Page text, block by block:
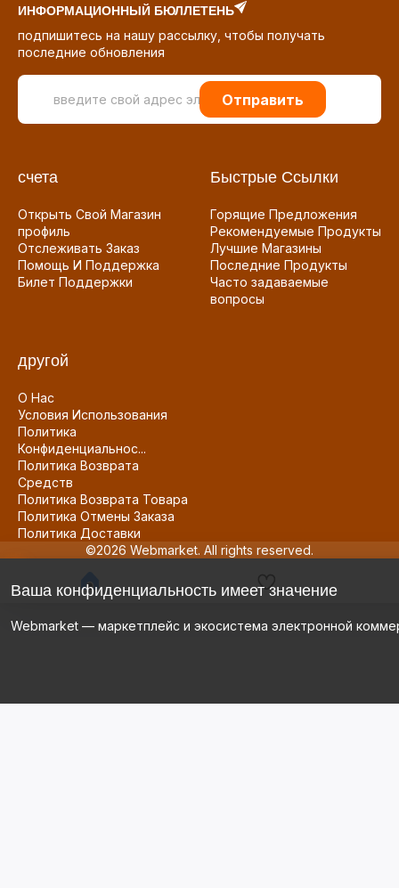
ИНФОРМАЦИОННЫЙ БЮЛЛЕТЕНЬ
подпишитесь на нашу рассылку, чтобы получать
последние обновления
Отправить
счета
Открыть Свой Магазин
профиль
Отслеживать Заказ
Помощь И Поддержка
Билет Поддержки
Быстрые Ссылки
Горящие Предложения
Рекомендуемые Продукты
Лучшие Магазины
Последние Продукты
Часто задаваемые
вопросы
другой
О Нас
Условия Использования
Политика
Конфиденциальнос...
Политика Возврата
Средств
Политика Возврата Товара
Политика Отмены Заказа
Политика Доставки
©2026 Webmarket. All rights reserved.
Ваша конфиденциальность имеет значение
Webmarket — маркетплейс и экосистема электронной